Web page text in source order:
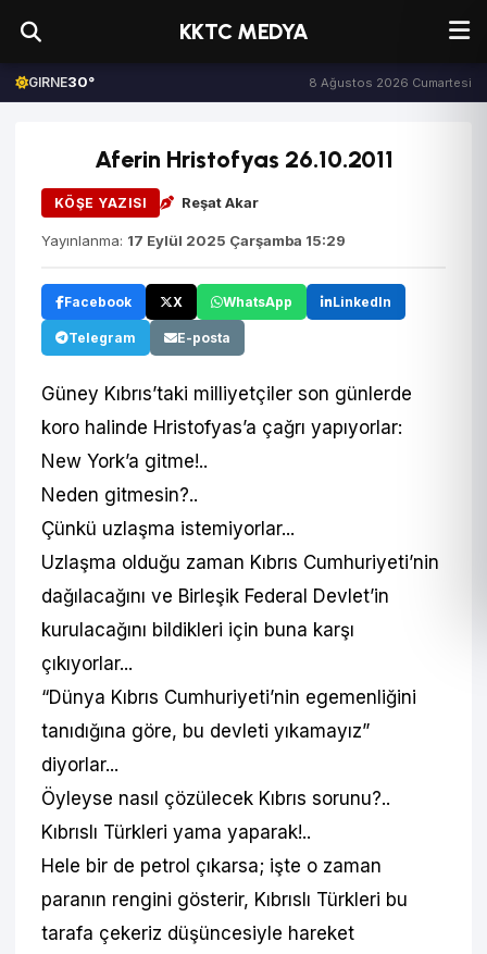
KKTC MEDYA
GIRNE30° 8 Ağustos 2026 Cumartesi
Aferin Hristofyas 26.10.2011
KÖŞE YAZISI Reşat Akar
Yayınlanma: 17 Eylül 2025 Çarşamba 15:29
Facebook X WhatsApp LinkedIn
Telegram E-posta
Güney Kıbrıs’taki milliyetçiler son günlerde
koro halinde Hristofyas’a çağrı yapıyorlar:
New York’a gitme!..
Neden gitmesin?..
Çünkü uzlaşma istemiyorlar...
Uzlaşma olduğu zaman Kıbrıs Cumhuriyeti’nin
dağılacağını ve Birleşik Federal Devlet’in
kurulacağını bildikleri için buna karşı
çıkıyorlar...
“Dünya Kıbrıs Cumhuriyeti’nin egemenliğini
tanıdığına göre, bu devleti yıkamayız”
diyorlar...
Öyleyse nasıl çözülecek Kıbrıs sorunu?..
Kıbrıslı Türkleri yama yaparak!..
Hele bir de petrol çıkarsa; işte o zaman
paranın rengini gösterir, Kıbrıslı Türkleri bu
tarafa çekeriz düşüncesiyle hareket